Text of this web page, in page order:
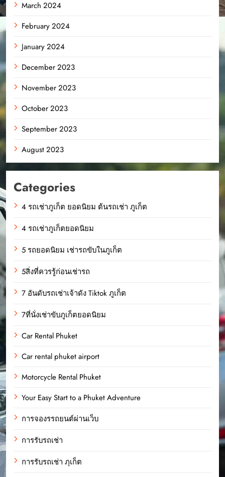
March 2024
February 2024
January 2024
December 2023
November 2023
October 2023
September 2023
August 2023
Categories
4 รถเช่าภูเก็ต ยอดนิยม ต้นรถเช่า ภูเก็ต
4 รถเช่าภูเก็ตยอดนิยม
5 รถยอดนิยม เช่ารถขับในภูเก็ต
5สิ่งที่ควรรู้ก่อนเช่ารถ
7 อันดับรถเช่าเจ้าดัง Tiktok ภูเก็ต
7ที่นั่งเช่าขับภูเก็ตยอดนิยม
Car Rental Phuket
Car rental phuket airport
Motorcycle Rental Phuket
Your Easy Start to a Phuket Adventure
การจองรรถยนต์ผ่านเว็บ
การรับรถเช่า
การรับรถเช่า ภุเก็ต